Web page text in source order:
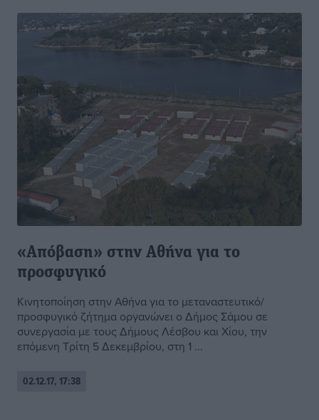
«Απόβαση» στην Αθήνα για το
προσφυγικό
Κινητοποίηση στην Αθήνα για το μεταναστευτικό/
προσφυγικό ζήτημα οργανώνει ο Δήμος Σάμου σε
συνεργασία με τους Δήμους Λέσβου και Χίου, την
επόμενη Τρίτη 5 Δεκεμβρίου, στη 1 ...
02.12.17, 17:38